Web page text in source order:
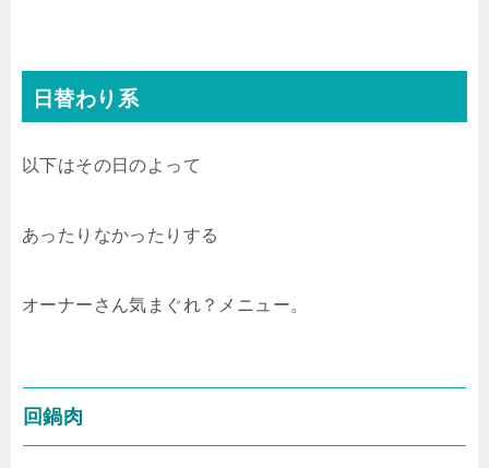
日替わり系
以下はその日のよって
あったりなかったりする
オーナーさん気まぐれ？メニュー。
回鍋肉